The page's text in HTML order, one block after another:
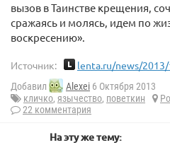
вызов в Таинстве крещения,
сражаясь и молясь, идем по
воскресению».
Источник: lenta.ru/news/2013/
Добавил Alexei 6 Октября 2013
кличко, язычество, поветкин
22 комментария
На эту же тему: